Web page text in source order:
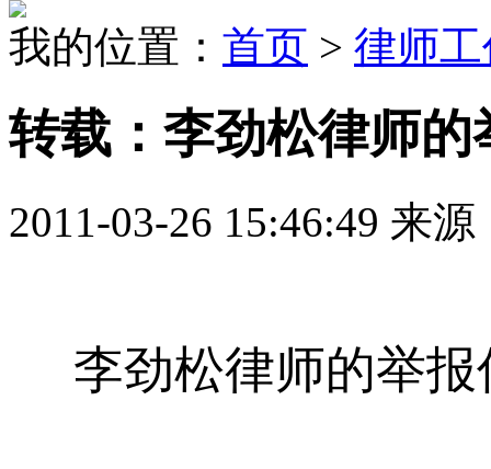
我的位置： 首页 > 律师
转载：李劲松律师的
2011-03-26 15:46:49 来源
李劲松律师的举报